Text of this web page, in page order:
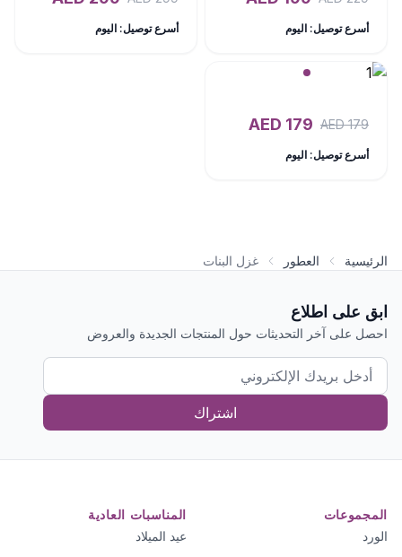
أسرع توصيل: اليوم أسرع توصيل: اليوم
179
AED
179
أسرع توصيل: اليوم
الرئيسية العطور غزل البنات
ابق على اطلاع
احصل على آخر التحديثات حول المنتجات الجديدة والعروض
اشتراك
المجموعات
الورد
المناسبات العادية
عيد الميلاد